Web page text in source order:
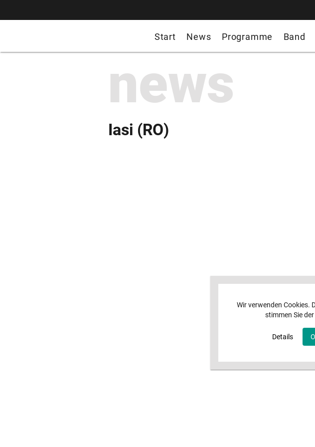
Start News Programme Band
Wir verwenden Cookies.
stimmen Sie
Details
news
Iasi (RO)